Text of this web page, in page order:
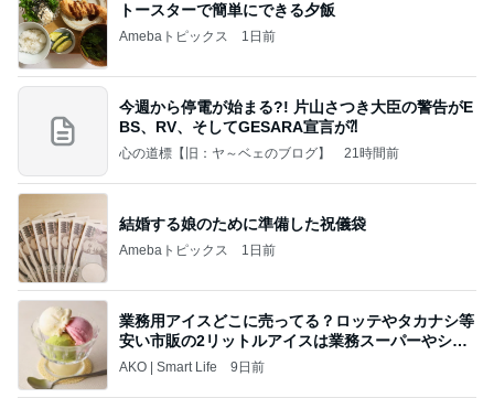
トースターで簡単にできる夕飯
Amebaトピックス 1日前
今週から停電が始まる?! 片山さつき大臣の警告がE
BS、RV、そしてGESARA宣言が⁈
心の道標【旧：ヤ～ベェのブログ】 21時間前
結婚する娘のために準備した祝儀袋
Amebaトピックス 1日前
業務用アイスどこに売ってる？ロッテやタカナシ等
安い市販の2リットルアイスは業務スーパーやシャ
トレ
AKO | Smart Life 9日前